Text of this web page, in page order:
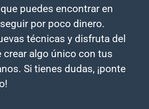
puedes encontrar en
por poco dinero.
técnicas y disfruta del
crear algo único con tus
Si tienes dudas, ¡ponte